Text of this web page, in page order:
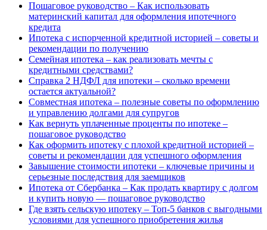
Пошаговое руководство – Как использовать
материнский капитал для оформления ипотечного
кредита
Ипотека с испорченной кредитной историей – советы и
рекомендации по получению
Семейная ипотека – как реализовать мечты с
кредитными средствами?
Справка 2 НДФЛ для ипотеки – сколько времени
остается актуальной?
Совместная ипотека – полезные советы по оформлению
и управлению долгами для супругов
Как вернуть уплаченные проценты по ипотеке –
пошаговое руководство
Как оформить ипотеку с плохой кредитной историей –
советы и рекомендации для успешного оформления
Завышение стоимости ипотеки – ключевые причины и
серьезные последствия для заемщиков
Ипотека от Сбербанка – Как продать квартиру с долгом
и купить новую — пошаговое руководство
Где взять сельскую ипотеку – Топ-5 банков с выгодными
условиями для успешного приобретения жилья